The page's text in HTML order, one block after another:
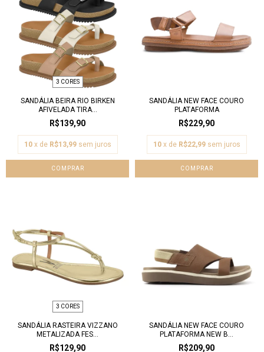
3 CORES
SANDÁLIA BEIRA RIO BIRKEN
AFIVELADA TIRA...
R$139,90
10 x de R$13,99 sem juros
COMPRAR
SANDÁLIA NEW FACE COURO
PLATAFORMA
R$229,90
10 x de R$22,99 sem juros
COMPRAR
3 CORES
SANDÁLIA RASTEIRA VIZZANO
METALIZADA FES...
R$129,90
SANDÁLIA NEW FACE COURO
PLATAFORMA NEW B...
R$209,90